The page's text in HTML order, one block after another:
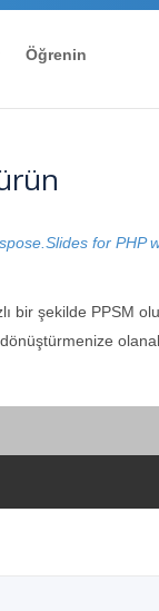
Öğrenin
for PHP
bir şekilde PPSM